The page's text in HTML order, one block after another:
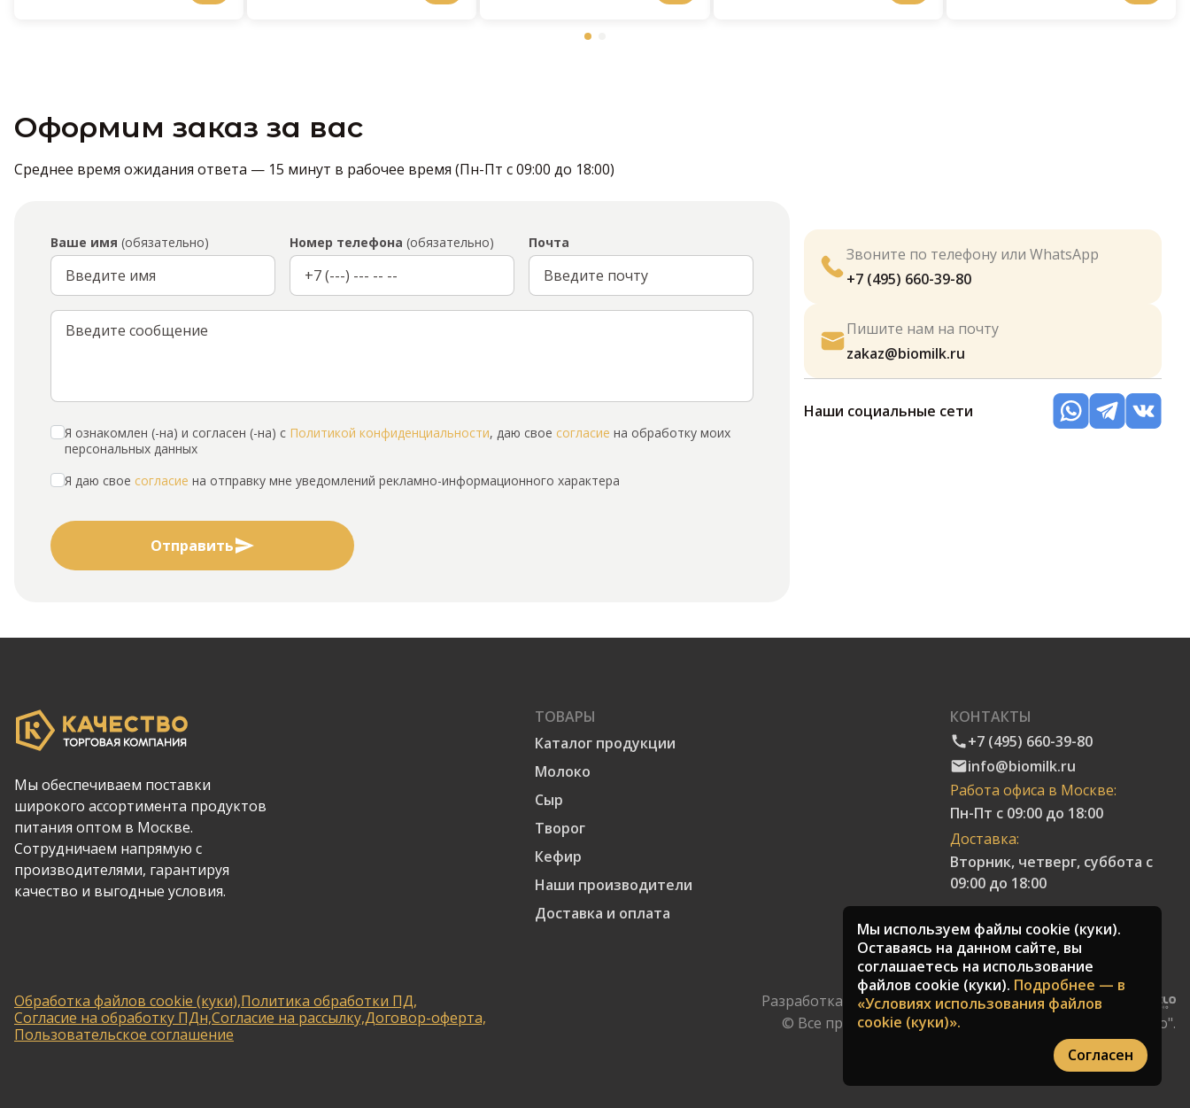
Оформим заказ за вас
Среднее время ожидания ответа — 15 минут в рабочее время (Пн-Пт с 09:00 до 18:00)
Ваше имя (обязательно) Номер телефона (обязательно) Почта
Я ознакомлен (-на) и согласен (-на) с Политикой конфиденциальности, даю свое согласие на обработку моих
персональных данных
Я даю свое согласие на отправку мне уведомлений рекламно-информационного характера
Отправить
Звоните по телефону или WhatsApp
+7 (495) 660-39-80
Пишите нам на почту
zakaz@biomilk.ru
Наши социальные сети
Мы обеспечиваем поставки
широкого ассортимента продуктов
питания оптом в Москве.
Сотрудничаем напрямую с
производителями, гарантируя
качество и выгодные условия.
ТОВАРЫ
Каталог продукции
Молоко
Сыр
Творог
Кефир
Наши производители
Доставка и оплата
КОНТАКТЫ
+7 (495) 660-39-80
info@biomilk.ru
Работа офиса в Москве:
Пн-Пт с 09:00 до 18:00
Доставка:
Вторник, четверг, суббота с
09:00 до 18:00
Обработка файлов cookie (куки),Политика обработки ПД,
Согласие на обработку ПДн,Согласие на рассылку,Договор-оферта,
Пользовательское соглашение
Разработка сайтов и поисковое продвижение:
© Все права защищены. Торговая компания "Качество".
Мы используем файлы cookie (куки).
Оставаясь на данном сайте, вы
соглашаетесь на использование
файлов cookie (куки). Подробнее — в
«Условиях использования файлов
cookie (куки)».
Согласен